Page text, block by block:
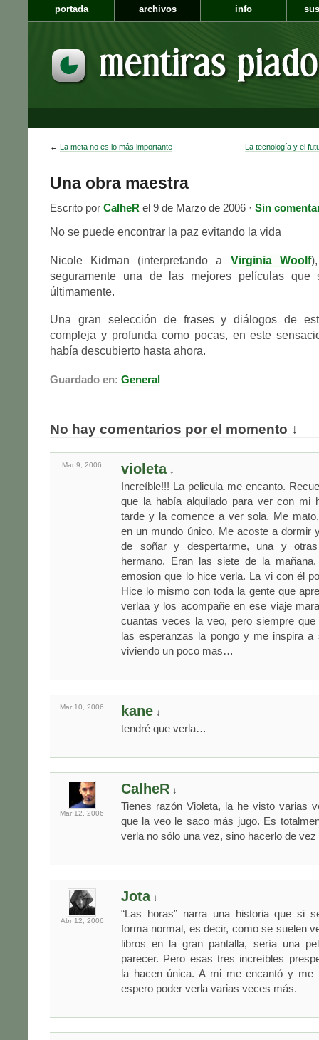
portada archivos info
← La meta no es lo más importante La tecnología y el
Una obra maestra
Escrito por CalheR el 9 de Marzo de 2006 · Sin
No se puede encontrar la paz evitando la vida
Nicole Kidman (interpretando a Virginia Woolf
seguramente una de las mejores películas que
últimamente.
Una gran selección de frases y diálogos de
compleja y profunda como pocas, en este
había descubierto hasta ahora.
Guardado en: General
No hay comentarios por el momento ↓
Mar 9, 2006 violeta↓
Increíble!!! La pelicula me encanto.
que la había alquilado para ver con mi
tarde y la comence a ver sola. Me
en un mundo único. Me acoste a dormir
de soñar y despertarme, una y
hermano. Eran las siete de la
emosion que lo hice verla. La vi con él
Hice lo mismo con toda la gente que
verlaa y los acompañe en ese viaje
cuantas veces la veo, pero siempre
las esperanzas la pongo y me inspira a
viviendo un poco mas…
Mar 10, 2006 kane ↓
tendré que verla…
Mar 12, 2006
CalheR ↓
Tienes razón Violeta, la he visto varias
que la veo le saco más jugo. Es
verla no sólo una vez, sino hacerlo de vez
Abr 12, 2006
Jota↓
“Las horas” narra una historia que si
forma normal, es decir, como se suelen
libros en la gran pantalla, sería una
parecer. Pero esas tres increíbles
la hacen única. A mi me encantó y me
espero poder verla varias veces más.